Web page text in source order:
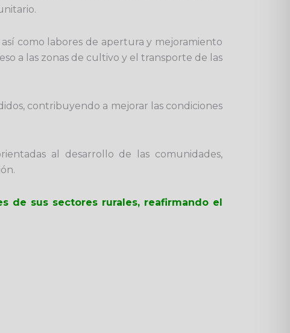
como labores de apertura y mejoramiento
a las zonas de cultivo y el transporte de las
contribuyendo a mejorar las condiciones
al desarrollo de las comunidades,
de sus sectores rurales, reafirmando el